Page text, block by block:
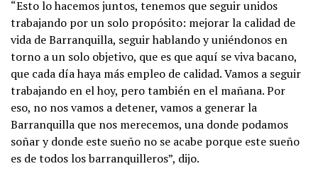
“Esto lo hacemos juntos, tenemos que seguir unidos
trabajando por un solo propósito: mejorar la calidad de
vida de Barranquilla, seguir hablando y uniéndonos en
torno a un solo objetivo, que es que aquí se viva bacano,
que cada día haya más empleo de calidad. Vamos a seguir
trabajando en el hoy, pero también en el mañana. Por
eso, no nos vamos a detener, vamos a generar la
Barranquilla que nos merecemos, una donde podamos
soñar y donde este sueño no se acabe porque este sueño
es de todos los barranquilleros”, dijo.